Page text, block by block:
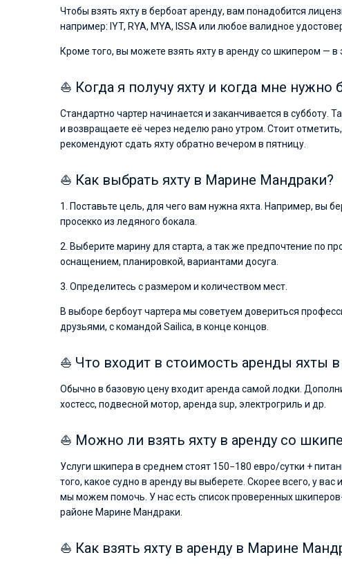
Чтобы взять яхту в бербоат аренду, вам понадобится
например: IYT, RYA, MYA, ISSA или любое валидное
Кроме того, вы можете взять яхту в аренду со шкипером — в
⛵ Когда я получу яхту и когда мне нужно
Стандартно чартер начинается и заканчивается в субботу.
и возвращаете её через неделю рано утром. Стоит
рекомендуют сдать яхту обратно вечером в пятницу.
⛵ Как выбрать яхту в Марине Мандраки?
1. Поставьте цель, для чего вам нужна яхта. Например, вы
просекко из ледяного бокала.
2. Выберите марину для старта, а так же предпочтение по
оснащением, планировкой, вариантами досуга.
3. Определитесь с размером и количеством мест.
В выборе бербоут чартера мы советуем довериться
друзьями, с командой Sailica, в конце концов.
⛵ Что входит в стоимость аренды яхты
Обычно в базовую цену входит аренда самой лодки.
хостесс, подвесной мотор, аренда sup, электрогриль и др.
⛵ Можно ли взять яхту в аренду со
Услуги шкипера в среднем стоят 150−180 евро/сутки +
того, какое судно в аренду вы выберете. Скорее всего, у
мы можем помочь. У нас есть список проверенных
районе Марине Мандраки.
⛵ Как взять яхту в аренду в Марине